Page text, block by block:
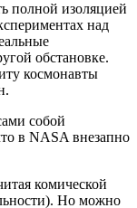
полной изоляцией
над
обстановке.
космонавты
собой
в NASA внезапно
комической
Но можно